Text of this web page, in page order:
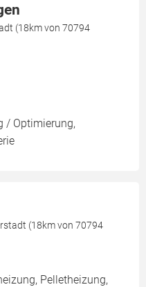
(18km von 70794
/ Optimierung,
(18km von 70794
Pelletheizung,